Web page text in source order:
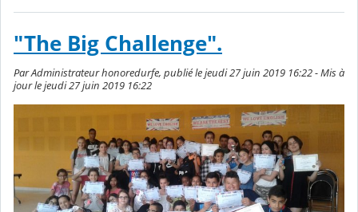
"The Big Challenge".
Par Administrateur honoredurfe, publié le jeudi 27 juin 2019 16:22 - Mis à
jour le jeudi 27 juin 2019 16:22